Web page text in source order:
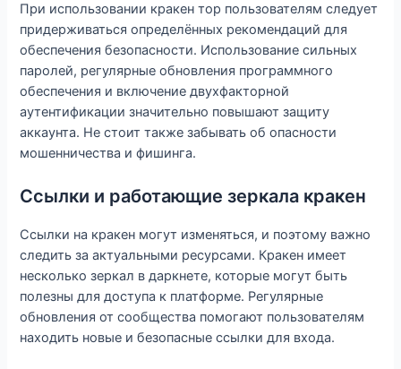
При использовании кракен тор пользователям следует
придерживаться определённых рекомендаций для
обеспечения безопасности. Использование сильных
паролей, регулярные обновления программного
обеспечения и включение двухфакторной
аутентификации значительно повышают защиту
аккаунта. Не стоит также забывать об опасности
мошенничества и фишинга.
Ссылки и работающие зеркала кракен
Ссылки на кракен могут изменяться, и поэтому важно
следить за актуальными ресурсами. Кракен имеет
несколько зеркал в даркнете, которые могут быть
полезны для доступа к платформе. Регулярные
обновления от сообщества помогают пользователям
находить новые и безопасные ссылки для входа.